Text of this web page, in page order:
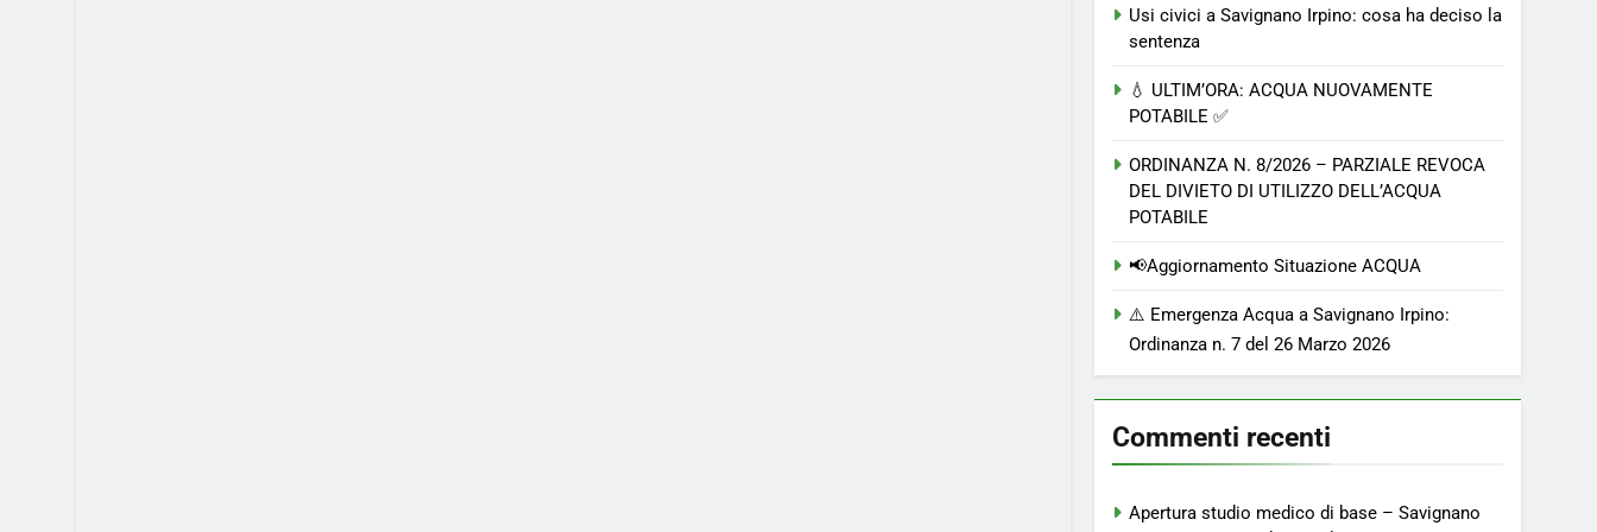
Usi civici a Savignano Irpino: cosa ha deciso la
sentenza
💧 ULTIM’ORA: ACQUA NUOVAMENTE
POTABILE ✅
ORDINANZA N. 8/2026 – PARZIALE REVOCA
DEL DIVIETO DI UTILIZZO DELL’ACQUA
POTABILE
📢Aggiornamento Situazione ACQUA
⚠️ Emergenza Acqua a Savignano Irpino:
Ordinanza n. 7 del 26 Marzo 2026
Commenti recenti
Apertura studio medico di base – Savignano